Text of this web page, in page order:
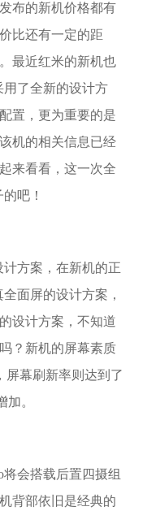
布的新机价格都有
比还有一定的距
最近红米的新机也
用了全新的设计方
置，更为重要的是
机的相关信息已经
来看看，这一次全
吧！
方案，在新机的正
面屏的设计方案，
设计方案，不知道
？新机的屏幕素质
屏幕刷新率则达到了
加。
会搭载后置四摄组
背部依旧是经典的